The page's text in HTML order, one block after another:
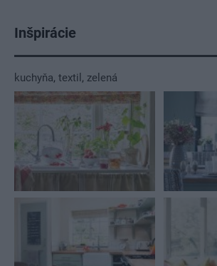
Inšpirácie
kuchyňa, textil , zelená